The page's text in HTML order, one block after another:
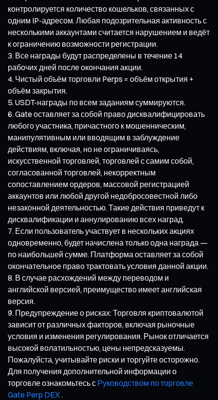
контролируется количество кошельков, связанных с
одним IP-адресом. Любая подозрительная активность с
несколькими аккаунтами считается нарушением и ведёт
к ограничению возможности регистрации.
Все награды будут распределены в течение 14
рабочих дней после окончания акции.
Чистый объём торговли Perps = объём открытия +
объём закрытия.
USDT-награды по всем заданиям суммируются.
Gate оставляет за собой право дисквалифицировать
любого участника, причастного к мошенническим,
манипулятивным или вводящим в заблуждение
действиям, включая, но не ограничиваясь,
искусственной торговлей, торговлей с самим собой,
согласованной торговлей, некорректным
сопоставлением ордеров, массовой регистрацией
аккаунтов или любой другой недобросовестной либо
незаконной деятельностью. Такие действия приведут к
дисквалификации и аннулированию всех наград.
Если пользователь участвует в нескольких акциях
одновременно, будет начислена только одна награда —
по наибольшей сумме. Платформа оставляет за собой
окончательное право трактовать условия данной акции.
В случае расхождений между переводом и
английской версией, преимущество имеет английская
версия.
Предупреждение о рисках: Торговля криптовалютой
зависит от различных факторов, включая рыночные
условия и изменения регулирования. Рынок отличается
высокой волатильностью, цены непредсказуемы.
Пожалуйста, учитывайте риски и торгуйте осторожно.
Для получения дополнительной информации о
торговле ознакомьтесь с Руководством по торговле
Gate Perp DEX .